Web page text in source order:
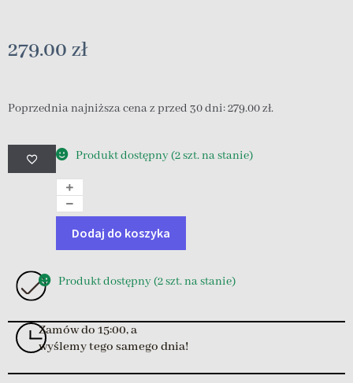
279.00 zł
Poprzednia najniższa cena z przed 30 dni:279.00zł.
Produkt dostępny (2 szt. na stanie)
Dodaj do koszyka
Produkt dostępny (2 szt. na stanie)
Zamów do 15:00, a
wyślemy tego samego dnia!